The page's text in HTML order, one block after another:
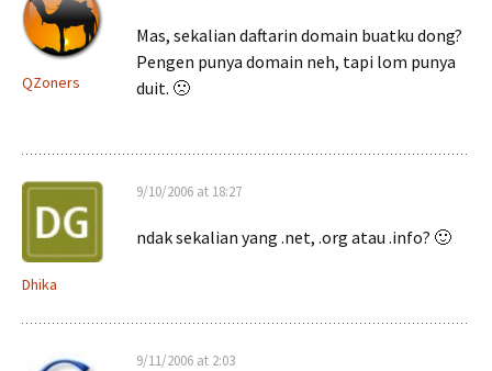
QZoners
Mas, sekalian daftarin domain buatku dong?
Pengen punya domain neh, tapi lom punya
duit. 🙁
Dhika
9/10/2006 at 18:27
ndak sekalian yang .net, .org atau .info? 🙂
9/11/2006 at 2:03